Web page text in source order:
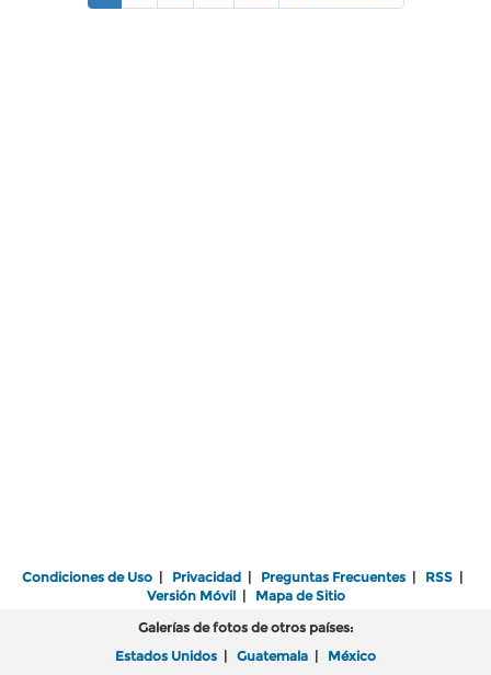
Condiciones de Uso | Privacidad | Preguntas Frecuentes | RSS |
Versión Móvil| Mapa de Sitio
Galerías de fotos de otros países:
Estados Unidos | Guatemala | México